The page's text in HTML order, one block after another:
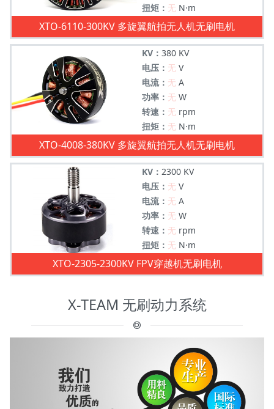
扭矩： 无 N·m
XTO-6110-300KV 多旋翼航拍无人机无刷电机
KV： 380 KV
电压： 无 V
电流： 无 A
功率： 无 W
转速： 无 rpm
扭矩： 无 N·m
XTO-4008-380KV 多旋翼航拍无人机无刷电机
KV： 2300 KV
电压： 无 V
电流： 无 A
功率： 无 W
转速： 无 rpm
扭矩： 无 N·m
XTO-2305-2300KV FPV穿越机无刷电机
X-TEAM 无刷动力系统